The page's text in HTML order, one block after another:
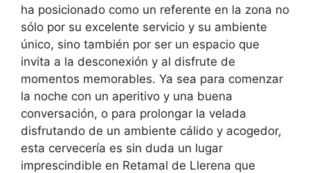
ha posicionado como un referente en la zona no
sólo por su excelente servicio y su ambiente
único, sino también por ser un espacio que
invita a la desconexión y al disfrute de
momentos memorables. Ya sea para comenzar
la noche con un aperitivo y una buena
conversación, o para prolongar la velada
disfrutando de un ambiente cálido y acogedor,
esta cervecería es sin duda un lugar
imprescindible en Retamal de Llerena que